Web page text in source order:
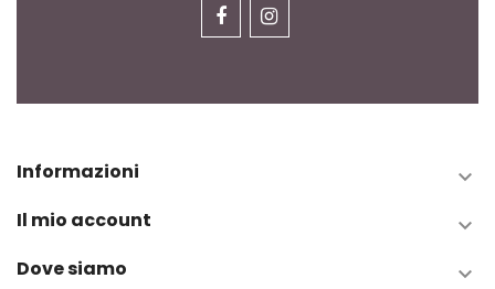
Informazioni 
Il mio account 
Dove siamo 